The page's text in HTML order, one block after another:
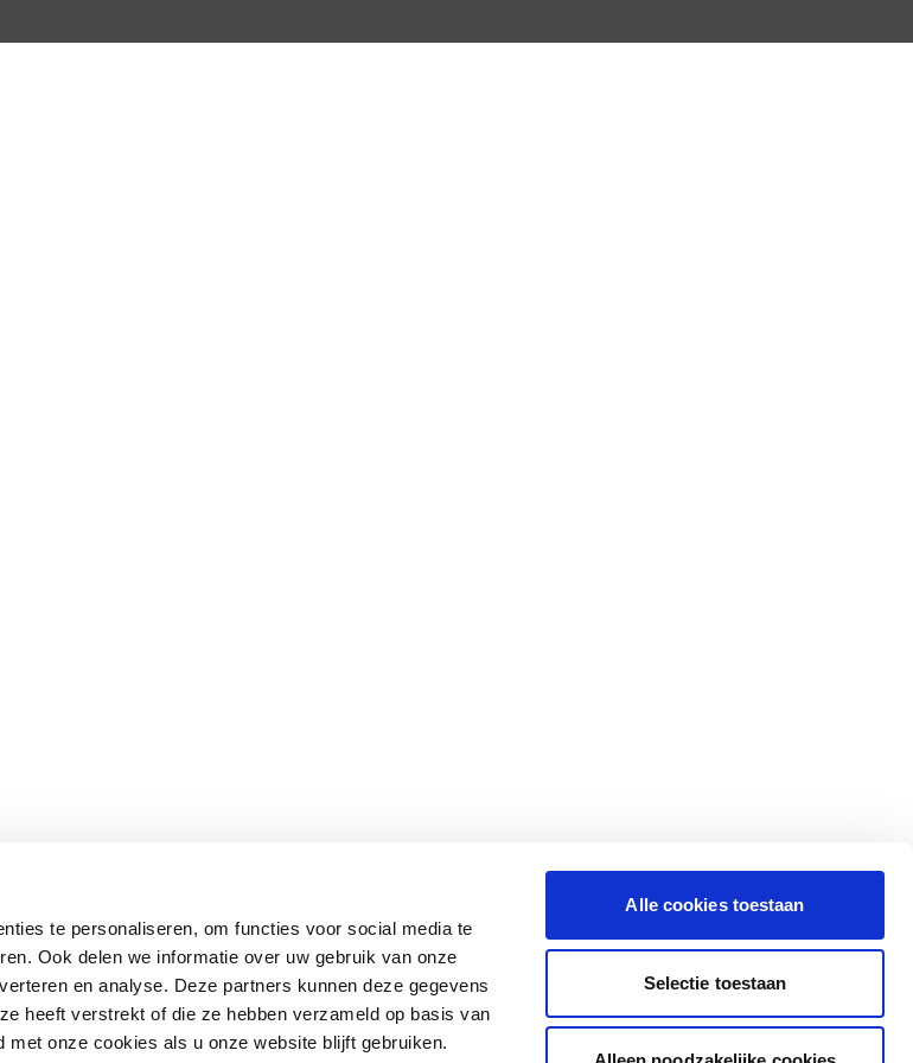
te personaliseren, om functies voor social media te
Ook delen we informatie over uw gebruik van onze
en analyse. Deze partners kunnen deze gegevens
heeft verstrekt of die ze hebben verzameld op basis van
onze cookies als u onze website blijft gebruiken.
Alle cookies toestaan
Selectie toestaan